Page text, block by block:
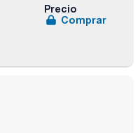
Precio
Comprar